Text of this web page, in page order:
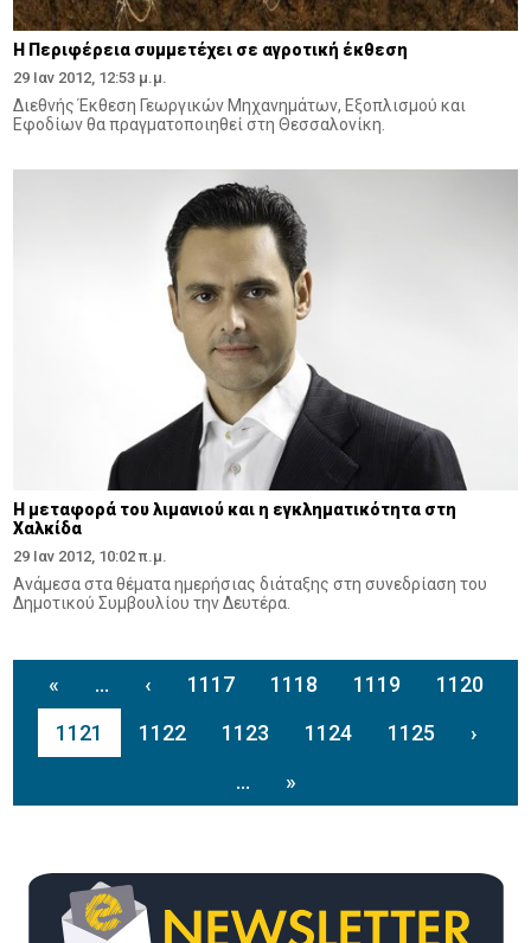
Η Περιφέρεια συμμετέχει σε αγροτική έκθεση
29 Ιαν 2012, 12:53 μ.μ.
Διεθνής Έκθεση Γεωργικών Μηχανημάτων, Εξοπλισμού και
Εφοδίων θα πραγματοποιηθεί στη Θεσσαλονίκη.
Η μεταφορά του λιμανιού και η εγκληματικότητα στη
Χαλκίδα
29 Ιαν 2012, 10:02 π.μ.
Ανάμεσα στα θέματα ημερήσιας διάταξης στη συνεδρίαση του
Δημοτικού Συμβουλίου την Δευτέρα.
« ... ‹ 1117 1118 1119
1120
1121
1122 1123 1124 1125
›
...
»